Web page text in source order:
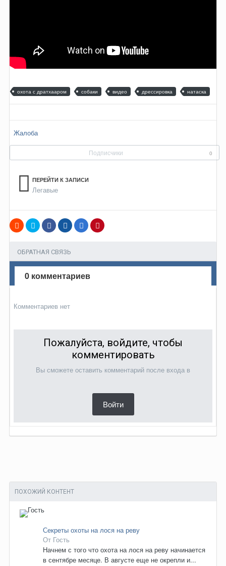
охота с дратхааром собаки видео дрессировка натаска
Жалоба
Подписчики 0
ПЕРЕЙТИ К ЗАПИСИ
Легавые
ОБРАТНАЯ СВЯЗЬ
0 комментариев
Комментариев нет
Пожалуйста, войдите, чтобы
комментировать
Вы сможете оставить комментарий после входа в
Войти
ПОХОЖИЙ КОНТЕНТ
Секреты охоты на лося на реву
От Гость
Начнем с того что охота на лося на реву начинается
в сентябре месяце. В августе еще не окрепли и...